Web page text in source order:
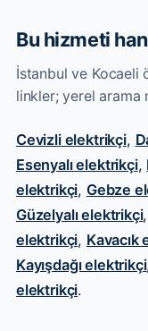
Bu hizmeti
İstanbul ve Kocaeli
linkler; yerel arama
Cevizli elektrikçi,
Esenyalı elektrikçi,
elektrikçi, Gebze
Güzelyalı elektrikçi,
elektrikçi, Kavacık
Kayışdağı elektrikçi
elektrikçi.